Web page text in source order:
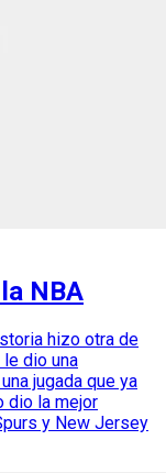
NBA
hizo otra de
dio una
jugada que ya
dio la mejor
y New Jersey